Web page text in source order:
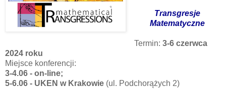
Transgresje
Matematyczne
Termin: 3-6 czerwca
2024 roku
Miejsce konferencji:
3-4.06 - on-line;
5-6.06 - UKEN w Krakowie (ul. Podchorążych 2)